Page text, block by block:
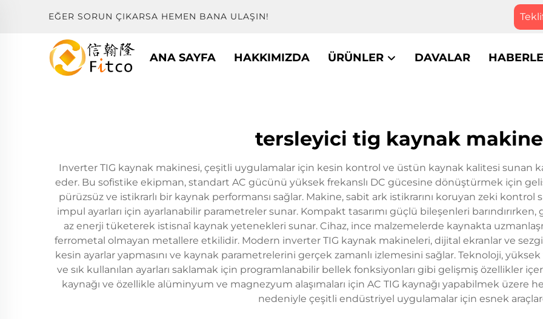
EĞER SORUN ÇIKARSA HEMEN BANA ULAŞIN!
ANA SAYFA HAKKIMIZDA ÜRÜNLER DAVALAR
tersleyici tig kaynak
Inverter TIG kaynak makinesi, çeşitli uygulamalar için kesin kontrol ve üstün kaynak kalitesi sunan
eder. Bu sofistike ekipman, standart AC gücünü yüksek frekanslı DC gücesine dönüştürmek için
pürüzsüz ve istikrarlı bir kaynak performansı sağlar. Makine, sabit ark istikrarını koruyan zeki kontrol
impul ayarları için ayarlanabilir parametreler sunar. Kompakt tasarımı güçlü bileşenleri
az enerji tüketerek istisnaî kaynak yetenekleri sunar. Cihaz, ince malzemelerde kaynakta
ferrometal olmayan metallere etkilidir. Modern inverter TIG kaynak makineleri, dijital ekranlar ve
kesin ayarlar yapmasını ve kaynak parametrelerini gerçek zamanlı izlemesini sağlar. Teknoloji,
ve sık kullanılan ayarları saklamak için programlanabilir bellek fonksiyonları gibi gelişmiş özellikler
kaynağı ve özellikle alüminyum ve magnezyum alaşımaları için AC TIG kaynağı yapabilmek üzere
nedeniyle çeşitli endüstriyel uygulamalar için esnek